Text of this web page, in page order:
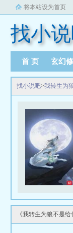
将本站设为首页
找小
首 页 玄幻
找小说吧>我转生为
《我转生为狼不是